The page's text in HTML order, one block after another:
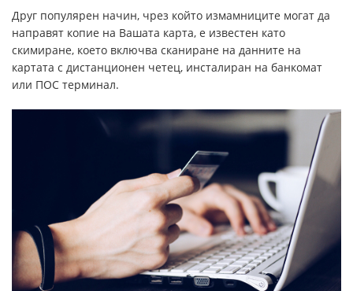
Друг популярен начин, чрез който измамниците могат да
направят копие на Вашата карта, е известен като
скимиране, което включва сканиране на данните на
картата с дистанционен четец, инсталиран на банкомат
или ПОС терминал.